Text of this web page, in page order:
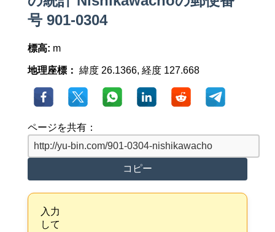
号 901-0304
標高: m
地理座標： 緯度 26.1366, 経度 127.668
ページを共有：
コピー
入力
して